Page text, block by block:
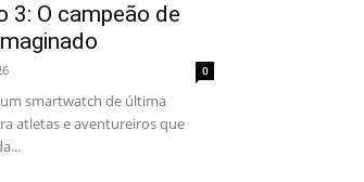
3: O campeão de
0
smartwatch de última
atletas e aventureiros que